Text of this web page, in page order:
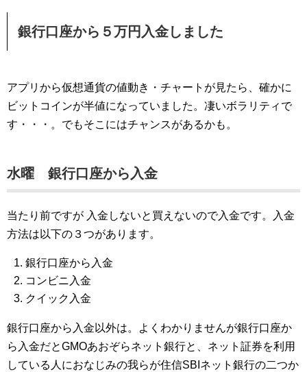
銀行口座から５万円入金しました
アプリから仮想通貨の値動き・チャートが見たら、確かに
ビットコインが半値になっていました。凄いボラリティで
す・・・。でもそこにはチャンスがあるかも。
水曜 銀行口座から入金
当たり前ですが 入金しないと買えないので入金です。入金
方法は以下の３つがあります。
銀行口座から入金
コンビニ入金
クイック入金
銀行口座から入金以外は。よくわかりませんが銀行口座か
ら入金だとGMOあおぞらネット銀行と、ネット証券を利用
している人におなじみの我らが住信SBIネット銀行の二つか